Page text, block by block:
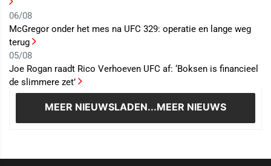
06/08
McGregor onder het mes na UFC 329: operatie en lange weg
terug
05/08
Joe Rogan raadt Rico Verhoeven UFC af: ‘Boksen is financieel
de slimmere zet’
MEER NIEUWSLADEN...MEER NIEUWS